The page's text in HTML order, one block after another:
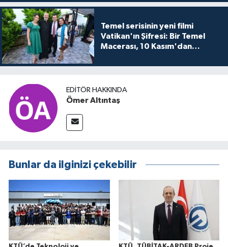
Temel serisinin yeni filmi
Vatikan'ın Şifresi: Bir Temel
Macerası, 10 Kasım'dan
buluşuyo
EDITÖR HAKKINDA
Ömer Altıntaş
Bunlar da ilginizi çekebilir